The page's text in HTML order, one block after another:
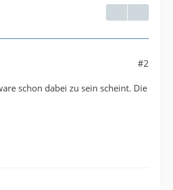
#2
schon dabei zu sein scheint. Die